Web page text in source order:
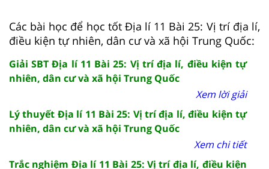
Các bài học để học tốt Địa lí 11 Bài 25: Vị trí địa lí,
điều kiện tự nhiên, dân cư và xã hội Trung Quốc:
Giải SBT Địa lí 11 Bài 25: Vị trí địa lí, điều kiện tự
nhiên, dân cư và xã hội Trung Quốc
Xem lời giải
Lý thuyết Địa lí 11 Bài 25: Vị trí địa lí, điều kiện tự
nhiên, dân cư và xã hội Trung Quốc
Xem chi tiết
Trắc nghiệm Địa lí 11 Bài 25: Vị trí địa lí, điều kiện